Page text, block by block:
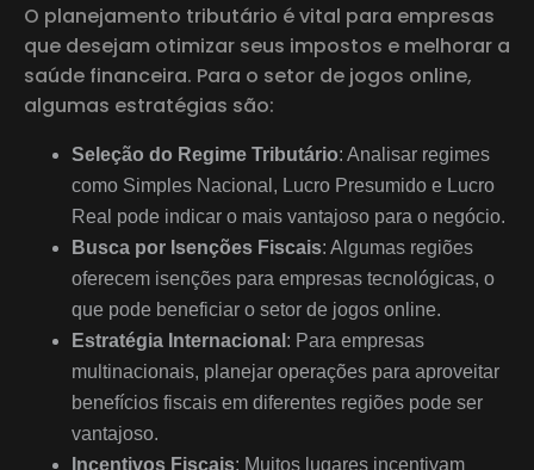
O planejamento tributário é vital para empresas
que desejam otimizar seus impostos e melhorar a
saúde financeira. Para o setor de jogos online,
algumas estratégias são:
Seleção do Regime Tributário: Analisar regimes
como Simples Nacional, Lucro Presumido e Lucro
Real pode indicar o mais vantajoso para o negócio.
Busca por Isenções Fiscais: Algumas regiões
oferecem isenções para empresas tecnológicas, o
que pode beneficiar o setor de jogos online.
Estratégia Internacional : Para empresas
multinacionais, planejar operações para aproveitar
benefícios fiscais em diferentes regiões pode ser
vantajoso.
Incentivos Fiscais: Muitos lugares incentivam